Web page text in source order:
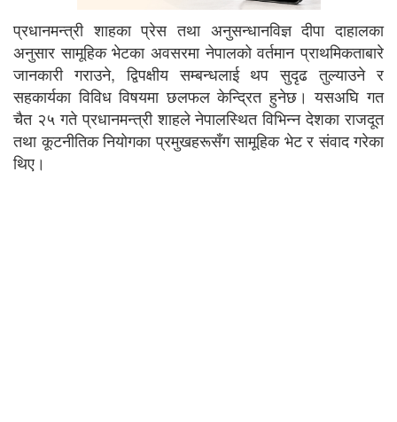
प्रधानमन्त्री शाहका प्रेस तथा अनुसन्धानविज्ञ दीपा दाहालका
अनुसार सामूहिक भेटका अवसरमा नेपालको वर्तमान प्राथमिकताबारे
जानकारी गराउने, द्विपक्षीय सम्बन्धलाई थप सुदृढ तुल्याउने र
सहकार्यका विविध विषयमा छलफल केन्द्रित हुनेछ। यसअघि गत
चैत २५ गते प्रधानमन्त्री शाहले नेपालस्थित विभिन्न देशका राजदूत
तथा कूटनीतिक नियोगका प्रमुखहरूसँग सामूहिक भेट र संवाद गरेका
थिए।